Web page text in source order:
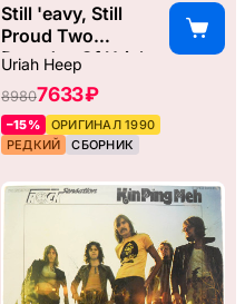
Still 'eavy, Still
Proud Two
Decades Of Uriah
Heep, 1990
Uriah Heep
89807633 ₽
–15%
ОРИГИНАЛ 1990
РЕДКИЙ
СБОРНИК